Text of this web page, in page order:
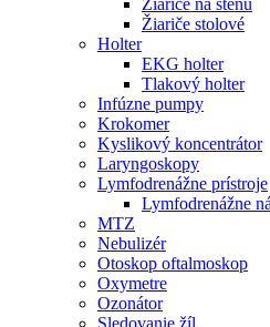
Žiariče na stenu
Žiariče stolové
Holter
EKG holter
Tlakový holter
Infúzne pumpy
Krokomer
Kyslikový koncentrátor
Laryngoskopy
Lymfodrenážne prístroje
Lymfodrenážne
MTZ
Nebulizér
Otoskop oftalmoskop
Oxymetre
Ozonátor